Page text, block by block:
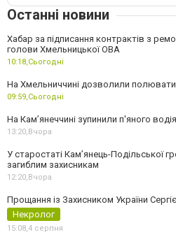
Останні новини
Хабар за підписання контрактів з
голови Хмельницької ОВА
10:18,Сьогодні
На Хмельниччині дозволили полювати
09:59,Сьогодні
На Камʼянеччині зупинили п'яного
13:20,Вчора
У старостаті Кам’янець-Подільської
загиблим захисникам
12:20,Вчора
Прощання із Захисником України
Некролог
15:08,4 серпня